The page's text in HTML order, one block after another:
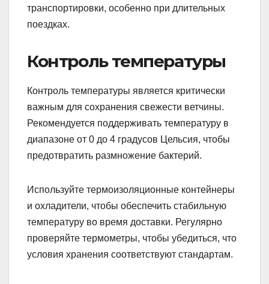
транспортировки, особенно при длительных
поездках.
Контроль температуры
Контроль температуры является критически
важным для сохранения свежести ветчины.
Рекомендуется поддерживать температуру в
диапазоне от 0 до 4 градусов Цельсия, чтобы
предотвратить размножение бактерий.
Используйте термоизоляционные контейнеры
и охладители, чтобы обеспечить стабильную
температуру во время доставки. Регулярно
проверяйте термометры, чтобы убедиться, что
условия хранения соответствуют стандартам.